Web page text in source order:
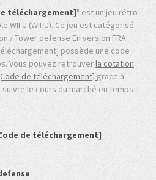
téléchargement]" est un jeu rétro
WII U (WII-U). Ce jeu est catégorisé
/ Tower defense En version FRA
possède une code
Vous pouvez retrouverla cotation
de téléchargement] grace à
le cours du marché en temps
de téléchargement]